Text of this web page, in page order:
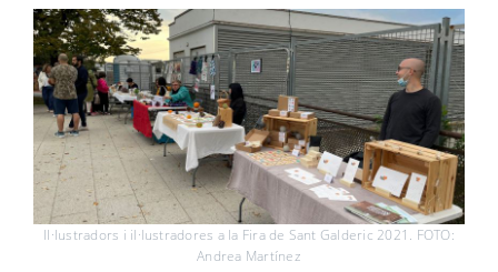
Il·lustradors i il·lustradores a la Fira de Sant Galderic 2021. FOTO:
Andrea Martínez